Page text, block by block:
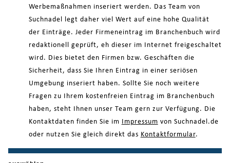
Werbemaßnahmen inseriert werden. Das Team von
Suchnadel legt daher viel Wert auf eine hohe Qualität
der Einträge. Jeder Firmeneintrag im Branchenbuch wird
redaktionell geprüft, eh dieser im Internet freigeschaltet
wird. Dies bietet den Firmen bzw. Geschäften die
Sicherheit, dass Sie Ihren Eintrag in einer seriösen
Umgebung inseriert haben. Sollte Sie noch weitere
Fragen zu Ihrem kostenfreien Eintrag im Branchenbuch
haben, steht Ihnen unser Team gern zur Verfügung. Die
Kontaktdaten finden Sie im
Impressum von Suchnadel.de
oder nutzen Sie gleich direkt das Kontaktformular.